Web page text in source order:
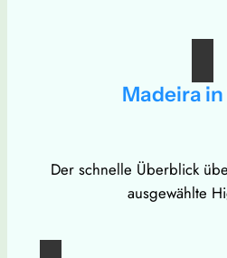
Madeira
Der schnelle Überblick
ausgewählte